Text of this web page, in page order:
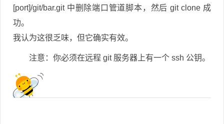
[port]/git/bar.git 中删除端口管道脚本，然后 git clone 成
功。
我认为这很乏味，但它确实有效。
注意：你必须在远程 git 服务器上有一个 ssh 公钥。